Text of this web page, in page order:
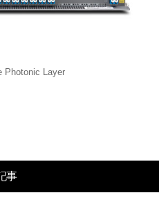
Photonic Layer
事